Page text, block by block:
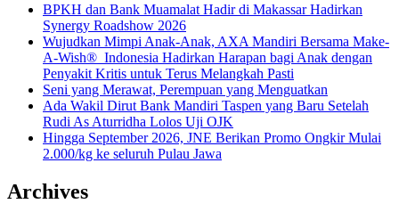
BPKH dan Bank Muamalat Hadir di Makassar Hadirkan
Synergy Roadshow 2026
Wujudkan Mimpi Anak-Anak, AXA Mandiri Bersama Make-
A-Wish® Indonesia Hadirkan Harapan bagi Anak dengan
Penyakit Kritis untuk Terus Melangkah Pasti
Seni yang Merawat, Perempuan yang Menguatkan
Ada Wakil Dirut Bank Mandiri Taspen yang Baru Setelah
Rudi As Aturridha Lolos Uji OJK
Hingga September 2026, JNE Berikan Promo Ongkir Mulai
2.000/kg ke seluruh Pulau Jawa
Archives